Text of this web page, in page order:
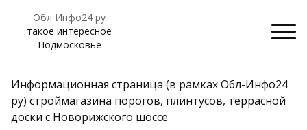
Обл Инфо24 ру
такое интересное
Подмосковье
Информационная страница (в рамках Обл-Инфо24
ру) строймагазина порогов, плинтусов, террасной
доски с Новорижского шоссе